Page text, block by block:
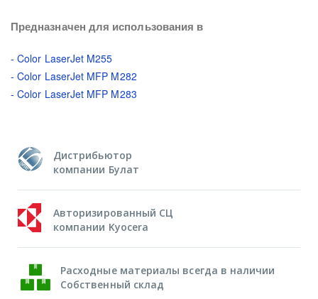
Предназначен для использования в
- Color LaserJet M255
- Color LaserJet MFP M282
- Color LaserJet MFP M283
Дистрибьютор
компании Булат
Авторизированный СЦ
компании Kyocera
Расходные материалы всегда в наличии
Собственный склад